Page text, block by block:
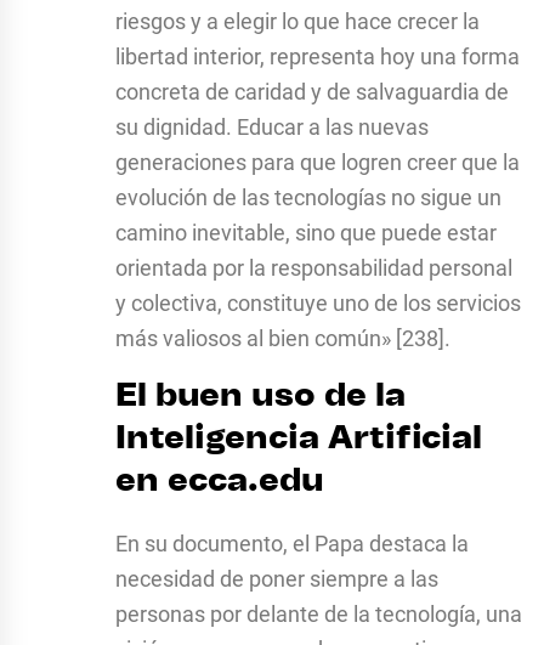
riesgos y a elegir lo que hace crecer la
libertad interior, representa hoy una forma
concreta de caridad y de salvaguardia de
su dignidad. Educar a las nuevas
generaciones para que logren creer que la
evolución de las tecnologías no sigue un
camino inevitable, sino que puede estar
orientada por la responsabilidad personal
y colectiva, constituye uno de los servicios
más valiosos al bien común» [238].
El buen uso de la
Inteligencia Artificial
en ecca.edu
En su documento, el Papa destaca la
necesidad de poner siempre a las
personas por delante de la tecnología, una